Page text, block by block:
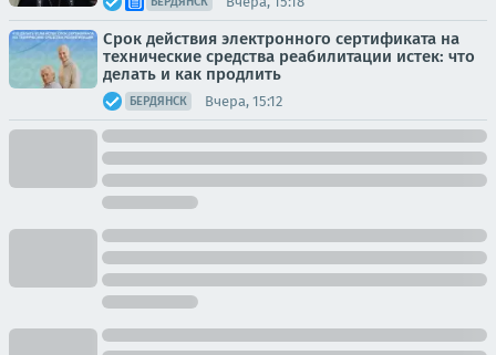
Срок действия электронного сертификата на
технические средства реабилитации истек: что
делать и как продлить
БЕРДЯНСК Вчера, 15:12